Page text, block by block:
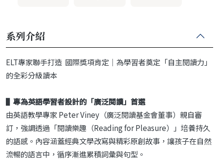
系列介紹
ELT專家聯手打造 國際獎項肯定｜為學習者奠定「自主閱讀力」
的全彩分級讀本
▌專為英語學習者設計的「廣泛閱讀」首選
由英語教學專家 Peter Viney（廣泛閱讀基金會董事）親自審
訂，強調透過「閱讀樂趣（Reading for Pleasure）」培養持久
的語感。內容涵蓋經典文學改寫與精彩原創故事，讓孩子在自然
流暢的語言中，循序漸進累積詞彙與句型。